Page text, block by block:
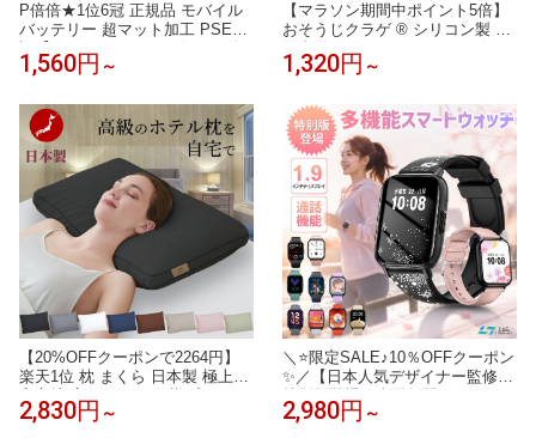
P倍倍★1位6冠 正規品 モバイル
バッテリー 超マット加工 PSE認
証【200円offクーポン2個目に使
える】大容量 小型 軽量 ミニ iPh
ケーブル内蔵 Android Type-c ラ
イトニング アイフォン アンドロ
イド 充電器 急速 急速充電器 500
0/10000mAh
1,560円 ～
【マラソン期間中ポイント5倍】
おそうじクラゲ ® シリコン製 洗
面台用 ヘアキャッチャー 口径3.
2〜4.5cm対応 排水口 ゴミ受け
ない 排水スムーズ 特許取得済
1,320円 ～
【20%OFFクーポンで2264円】
楽天1位 枕 まくら 日本製 極上の
ム枕 ふわふ いびき対策 わ 高さ
2,830円 ～
＼⭐限定SALE♪10％OFFクーポン
✨／【日本人気デザイナー監修
1位】レディーススマートウォッ
2,980円 ～